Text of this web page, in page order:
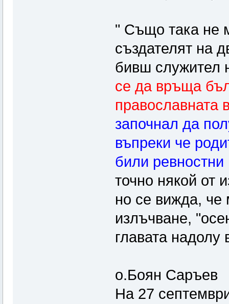
" Също така не
създателят на
бивш
се да връща
православната
започнал да
въпреки че
били
точно някой от
но се вижда, че
излъчване,
главата надолу
о.Боян Саръев
На 27